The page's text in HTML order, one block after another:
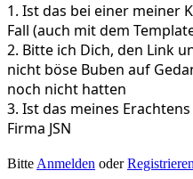
1. Ist das bei einer meiner
Fall (auch mit dem
2. Bitte ich Dich, den Link
nicht böse Buben auf
noch nicht hatten
3. Ist das meines
Firma JSN
Bitte Anmelden oderRegistrieren